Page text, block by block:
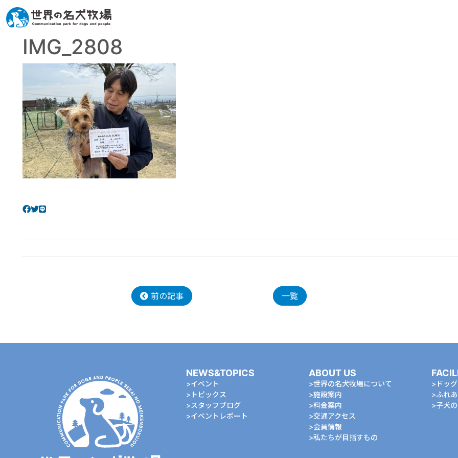
IMG_2808
前の記事 一覧
NEWS&TOPICS
イベント
トピックス
スタッフブログ
イベントレポート
ABOUT US
世界の名犬牧場について
施設案内
料金案内
交通アクセス
会員情報
私たちが⽬指すもの
ドッ
ふれ
⼦⽝